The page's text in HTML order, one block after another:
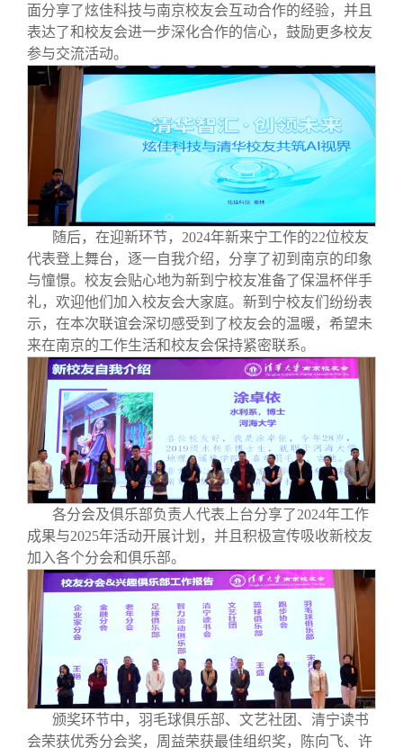
面分享了炫佳科技与南京校友会互动合作的经验，并且
表达了和校友会进一步深化合作的信心，鼓励更多校友
参与交流活动。
随后，在迎新环节，2024年新来宁工作的22位校友
代表登上舞台，逐一自我介绍，分享了初到南京的印象
与憧憬。校友会贴心地为新到宁校友准备了保温杯伴手
礼，欢迎他们加入校友会大家庭。新到宁校友们纷纷表
示，在本次联谊会深切感受到了校友会的温暖，希望未
来在南京的工作生活和校友会保持紧密联系。
各分会及俱乐部负责人代表上台分享了2024年工作
成果与2025年活动开展计划，并且积极宣传吸收新校友
加入各个分会和俱乐部。
颁奖环节中，羽毛球俱乐部、文艺社团、清宁读书
会荣获优秀分会奖，周益荣获最佳组织奖，陈向飞、许